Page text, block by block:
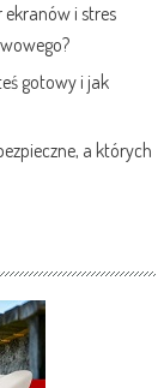
i stres
gotowy i jak
a których